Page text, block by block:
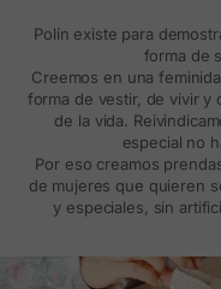
Polín existe para
forma de
Creemos en una
forma de vestir, de vivir y
de la vida.
especial no
Por eso creamos
de mujeres que quieren
y especiales, sin